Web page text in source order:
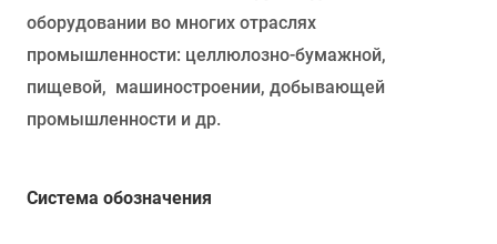
оборудовании во многих отраслях
промышленности: целлюлозно-бумажной,
пищевой, машиностроении, добывающей
промышленности и др.
Система обозначения